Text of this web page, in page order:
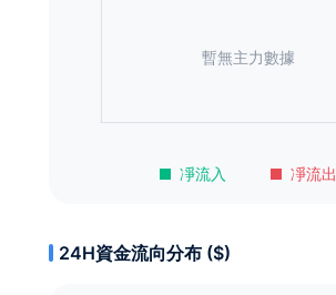
凈流入 凈流出
暫無主力數據
24H資金流向分布 ($)